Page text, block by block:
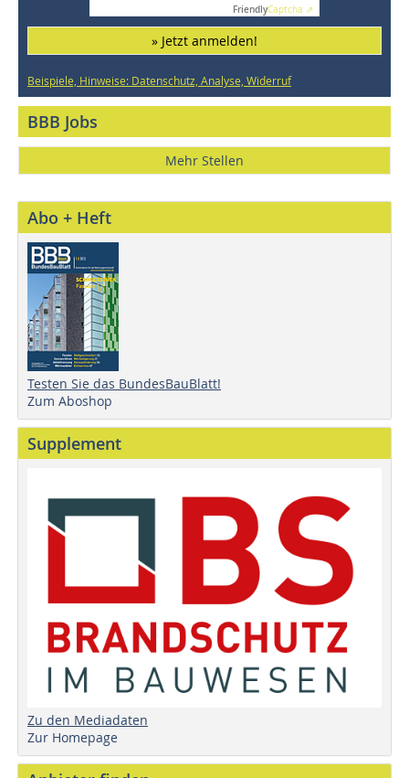
FriendlyCaptcha ⇗
» Jetzt anmelden!
Beispiele, Hinweise: Datenschutz, Analyse, Widerruf
BBB Jobs
Mehr Stellen
Abo + Heft
Testen Sie das BundesBauBlatt!
Zum Aboshop
Supplement
Zu den Mediadaten
Zur Homepage